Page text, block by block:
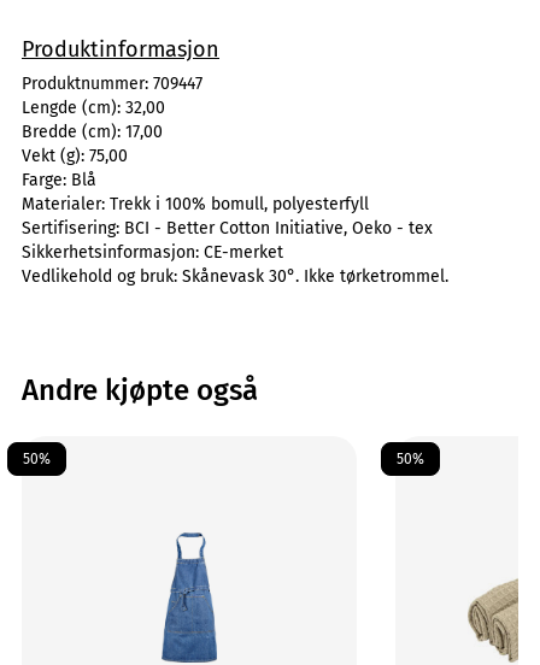
Produktinformasjon
Produktnummer: 709447
Lengde (cm): 32,00
Bredde (cm): 17,00
Vekt (g): 75,00
Farge: Blå
Materialer: Trekk i 100% bomull, polyesterfyll
Sertifisering: BCI - Better Cotton Initiative, Oeko - tex
Sikkerhetsinformasjon: CE-merket
Vedlikehold og bruk: Skånevask 30°. Ikke tørketrommel.
Andre kjøpte også
50% 50%